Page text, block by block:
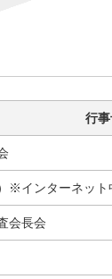
行
※インターネット
会長会